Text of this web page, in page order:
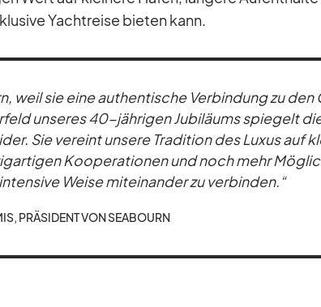
Yacht­reise bie­ten kann.
weil sie eine au­then­ti­sche Ver­bin­dung zu
un­se­res 40-jäh­ri­gen Ju­bi­lä­ums spie­gelt
Sie ver­eint un­sere Tra­di­tion des Lu­xus auf
Ko­ope­ra­tio­nen und noch mehr
Weise mit­ein­an­der zu ver­bin­den.“
PRÄ­SI­DENT VON SEA­BOURN